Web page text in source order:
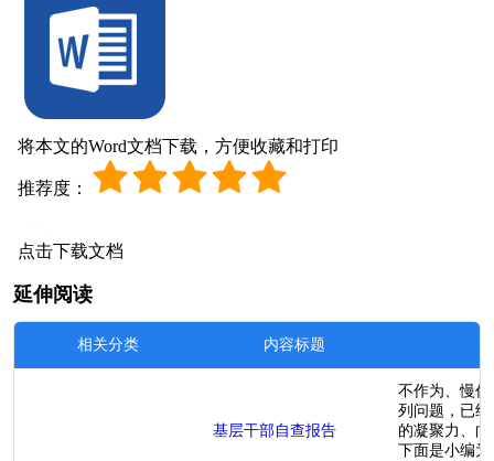
将本文的Word文档下载，方便收藏和打印
推荐度：
点击下载文档
延伸阅读
相关分类 内容标题
基层干部自查报告
不作为、慢
列问题，已
的凝聚力、
下面是小编